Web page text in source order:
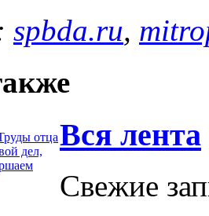
spbda.ru,
отца
дел,
Вся лента
Свежие